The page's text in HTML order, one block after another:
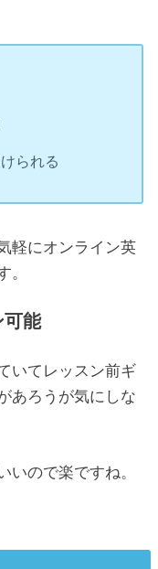
られる
軽にオンライン英
。
可能
いてレッスン前ギ
あろうが気にしな
いので楽ですね。